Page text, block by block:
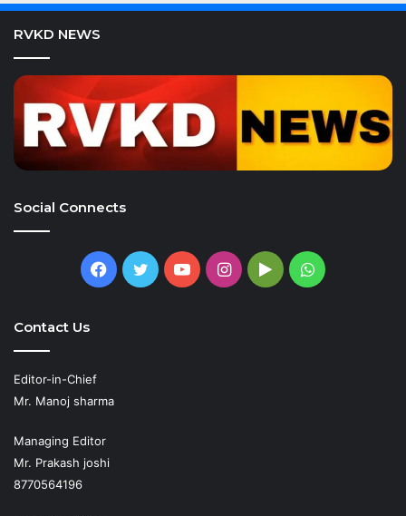
RVKD NEWS
Social Connects
Facebook
TwitterYouTubeInstagram
GoogleWhatsApp
Contact Us
Editor-in-Chief
Mr. Manoj sharma
Managing Editor
Mr. Prakash joshi
8770564196